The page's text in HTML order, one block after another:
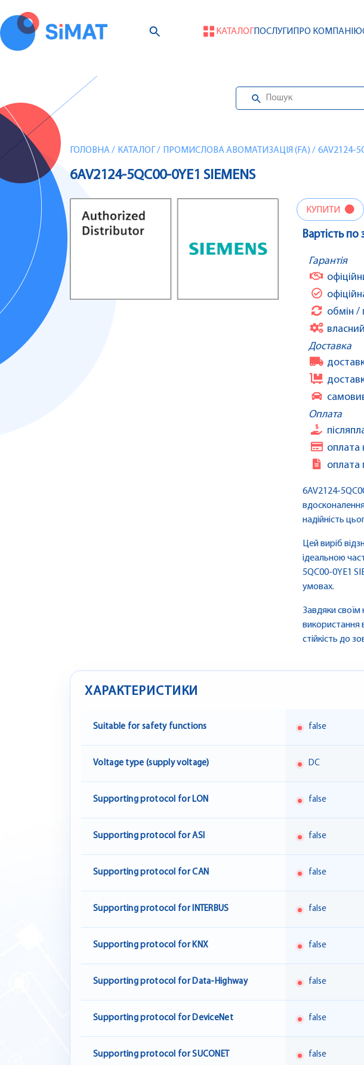
КАТАЛОГПОСЛУГИ ПРО КОМПАНІЮ
ГОЛОВНА/ КАТАЛОГ / ПРОМИСЛОВА АВОМАТИЗАЦІЯ (FA) / 6AV2124-
6AV2124-5QC00-0YE1 SIEMENS
КУПИТИ
Вартість по
Гарантія
обмін /
Доставка
Оплата
оплата
оплата
6AV2124-
надійність
Цей виріб
ідеальною
5QC00-0YE1
умовах.
Завдяки своїм
використання
стійкість до
ХАРАКТЕРИСТИКИ
Suitable for safety functions false
Voltage type (supply voltage) DC
Supporting protocol for LON false
Supporting protocol for ASI false
Supporting protocol for CAN false
Supporting protocol for INTERBUS false
Supporting protocol for KNX false
Supporting protocol for Data-Highway false
Supporting protocol for DeviceNet false
Supporting protocol for SUCONET false